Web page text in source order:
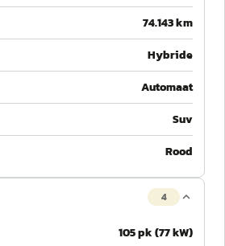
74.143 km
Hybride
Automaat
Suv
Rood
4
105 pk (77 kW)